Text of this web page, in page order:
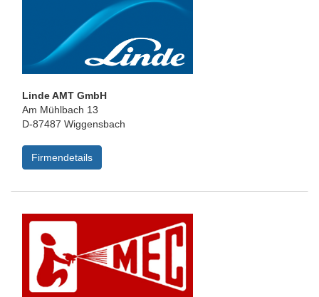
Linde AMT GmbH
Am Mühlbach 13
D-87487 Wiggensbach
Firmendetails